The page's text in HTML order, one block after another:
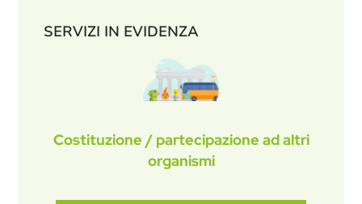
SERVIZI IN EVIDENZA
Costituzione / partecipazione ad altri
organismi